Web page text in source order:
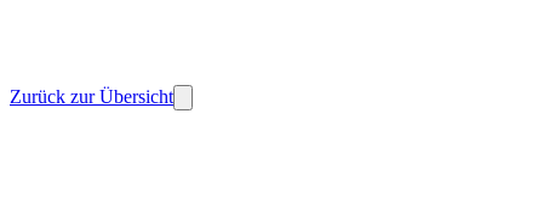
Zurück zur Übersicht